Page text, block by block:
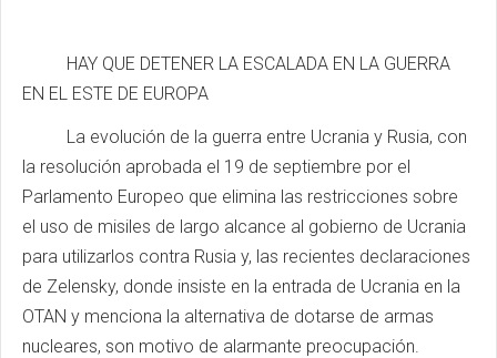
HAY QUE DETENER LA ESCALADA EN LA GUERRA
EN EL ESTE DE EUROPA
La evolución de la guerra entre Ucrania y Rusia, con
la resolución aprobada el 19 de septiembre por el
Parlamento Europeo que elimina las restricciones sobre
el uso de misiles de largo alcance al gobierno de Ucrania
para utilizarlos contra Rusia y, las recientes declaraciones
de Zelensky, donde insiste en la entrada de Ucrania en la
OTAN y menciona la alternativa de dotarse de armas
nucleares, son motivo de alarmante preocupación.